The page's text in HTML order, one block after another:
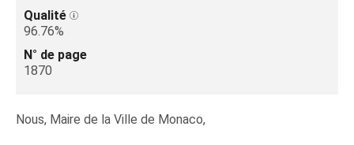
Qualité
96.76%
N° de page
1870
Nous, Maire de la Ville de Monaco,